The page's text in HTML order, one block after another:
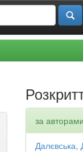
за авторами
Далєвська,